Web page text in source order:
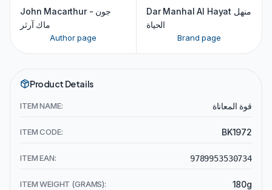
John Macarthur - جون
ماك آرثر
Author page
Dar Manhal Al Hayat منهل
الحياة
Brand page
Product Details
ITEM NAME: قوة المعاناة
ITEM CODE: BK1972
ITEM EAN: 9789953530734
ITEM WEIGHT (GRAMS): 180g